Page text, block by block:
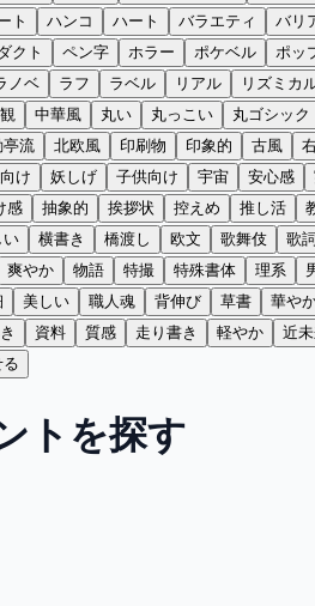
ト ハンコ ハート バラエティ バリ
クト ペン字 ホラー ポケベル ポッ
ノベ ラフ ラベル リアル リズミカ
中華風 丸い 丸っこい 丸ゴシック
亭流 北欧風 印刷物 印象的 古風
け 妖しげ 子供向け 宇宙 安心感
感 抽象的 挨拶状 控えめ 推し活
い 横書き 橋渡し 欧文 歌舞伎 歌詞
爽やか 物語 特撮 特殊書体 理系
美しい 職人魂 背伸び 草書 華や
資料 質感 走り書き 軽やか 近
る
トを探す